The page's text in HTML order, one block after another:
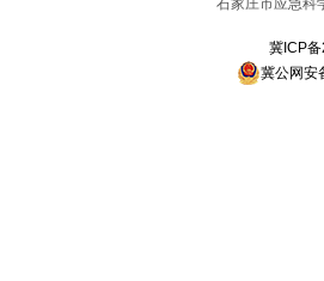
石家庄市应急科
冀ICP
冀公网安